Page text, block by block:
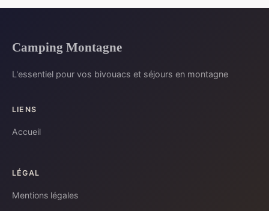
Camping Montagne
L'essentiel pour vos bivouacs et séjours en montagne
LIENS
Accueil
LÉGAL
Mentions légales